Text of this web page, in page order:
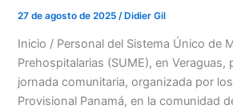
27 de agosto de 2025 /Didier Gil
Inicio / Personal del Sistema Único de
Prehospitalarias (SUME), en Veraguas,
jornada comunitaria, organizada por
Provisional Panamá, en la comunidad